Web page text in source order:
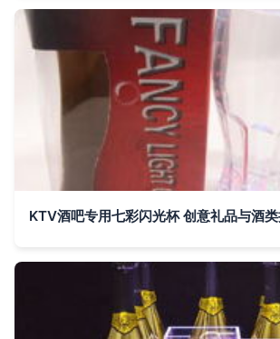
KTV酒吧专用七彩闪光杯 创意礼品与酒